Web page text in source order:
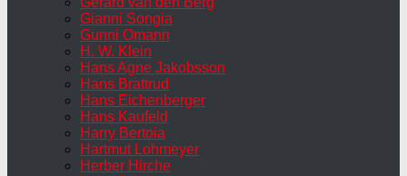
Gianni Songia
Gunni Omann
H. W. Klein
Hans Agne Jakobsson
Hans Brattrud
Hans Eichenberger
Hans Kaufeld
Harry Bertoia
Hartmut Lohmeyer
Herber Hirche